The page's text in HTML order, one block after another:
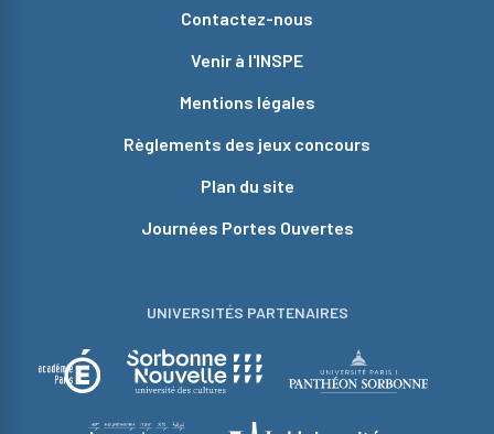
Contactez-nous
Venir à l'INSPE
Mentions légales
Règlements des jeux concours
Plan du site
Journées Portes Ouvertes
UNIVERSITÉS PARTENAIRES